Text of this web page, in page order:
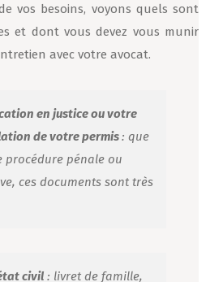
vos besoins, voyons quels sont
et dont vous devez vous munir
avec votre avocat.
en justice ou votre
de votre permis: que
procédure pénale ou
ces documents sont très
civil : livret de famille,